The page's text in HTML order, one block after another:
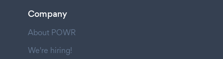
Company
About POWR
We're hiring!